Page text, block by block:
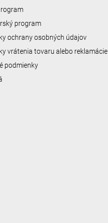
program
ochrany osobných údajov
vrátenia tovaru alebo reklamácie
podmienky